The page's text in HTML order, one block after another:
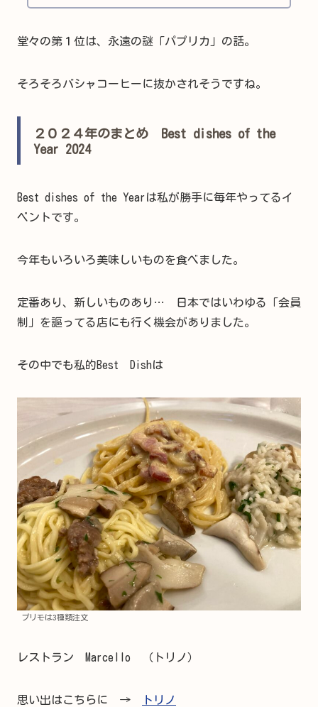
堂々の第１位は、永遠の謎「パプリカ」の話。
そろそろバシャコーヒーに抜かされそうですね。
２０２４年のまとめ Best dishes of the
Year 2024
Best dishes of the Yearは私が勝手に毎年やってるイ
ベントです。
今年もいろいろ美味しいものを食べました。
定番あり、新しいものあり… 日本ではいわゆる「会員
制」を謳ってる店にも行く機会がありました。
その中でも私的Best Dishは
プリモは3種類注文
レストラン Marcello （トリノ）
思い出はこちらに → トリノ